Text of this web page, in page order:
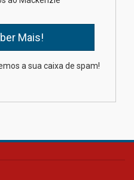
reúne
a sua caixa de spam!